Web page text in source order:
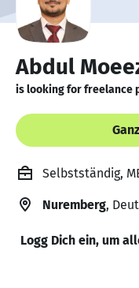
Abdul
is looking for freelance
Selbstständig,
Nuremberg,
Logg Dich ein, um